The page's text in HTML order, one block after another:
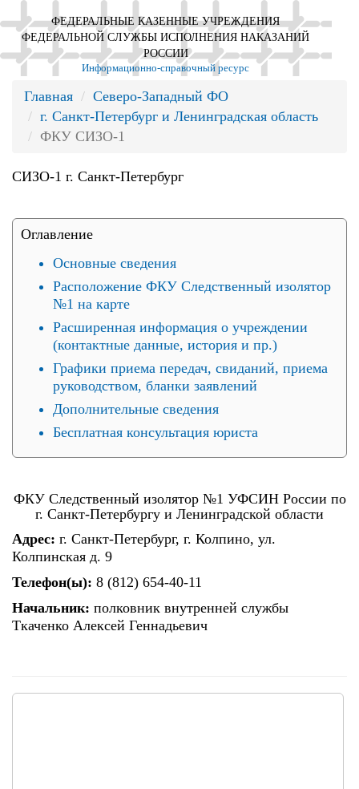
ФЕДЕРАЛЬНЫЕ КАЗЕННЫЕ УЧРЕЖДЕНИЯ
ФЕДЕРАЛЬНОЙ СЛУЖБЫ ИСПОЛНЕНИЯ НАКАЗАНИЙ
РОССИИ
Информационно-справочный ресурс
Главная
Северо-Западный ФО
г. Санкт-Петербург и Ленинградская область
ФКУ СИЗО-1
СИЗО-1 г. Санкт-Петербург
Оглавление
Основные сведения
Расположение ФКУ Следственный изолятор
№1 на карте
Расширенная информация о учреждении
(контактные данные, история и пр.)
Графики приема передач, свиданий, приема
руководством, бланки заявлений
Дополнительные сведения
Бесплатная консультация юриста
ФКУ Следственный изолятор №1 УФСИН России по
г. Санкт-Петербургу и Ленинградской области
Адрес: г. Санкт-Петербург, г. Колпино, ул.
Колпинская д. 9
Телефон(ы): 8 (812) 654-40-11
Начальник: полковник внутренней службы
Ткаченко Алексей Геннадьевич